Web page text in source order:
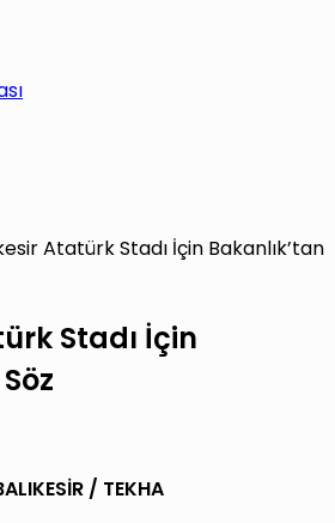
Atatürk Stadı İçin Bakanlık’tan
Stadı İçin
/ TEKHA